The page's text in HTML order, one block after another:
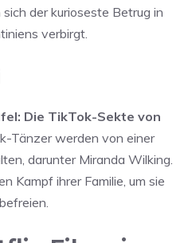
der kurioseste Betrug in
verbirgt.
Die TikTok-Sekte von
Tänzer werden von einer
darunter Miranda Wilking.
Kampf ihrer Familie, um sie